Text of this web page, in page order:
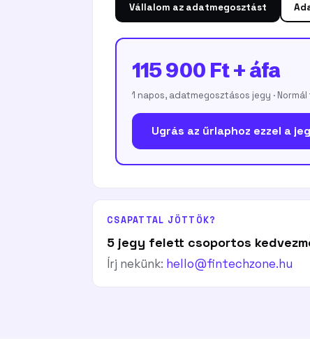
Vállalom az adatmegosztást
115 900 Ft + áfa
1 napos, adatmegosztásos jegy ·
Ugrás az űrlaphoz ezzel a
CSAPATTAL JÖTTÖK?
5 jegy felett csoportos
Írj nekünk: hello@fintechzone.hu